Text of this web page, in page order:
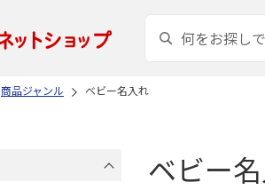
商品ジャンル ベビー名入れ
ベビー